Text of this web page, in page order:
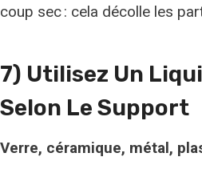
coup sec : cela décolle les
7) Utilisez Un
Selon Le Support
Verre, céramique, métal,